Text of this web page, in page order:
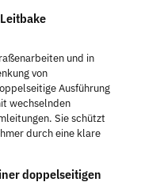
und in
von
Ausführung
wechselnden
Sie schützt
durch eine klare
doppelseitigen